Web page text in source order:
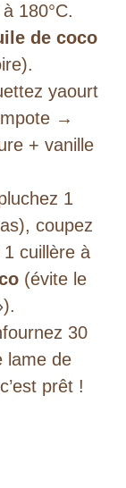
180°C.
de coco
yaourt
→
+ vanille
1
coupez
cuillère à
(évite le
30
lame de
prêt !